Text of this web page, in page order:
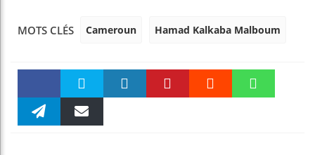
MOTS CLÉS Cameroun Hamad Kalkaba Malboum
Faceboo Twitter